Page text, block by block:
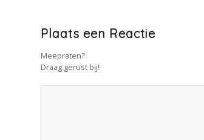
Plaats een Reactie
Meepraten?
Draag gerust bij!